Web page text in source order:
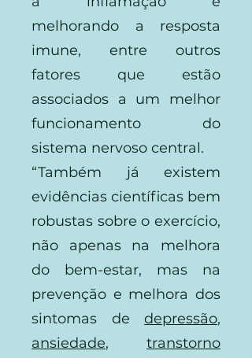
melhorando a resposta
imune, entre outros
fatores que estão
associados a um melhor
funcionamento do
sistema nervoso central.
“Também já existem
evidências científicas bem
robustas sobre o exercício,
não apenas na melhora
do bem-estar, mas na
prevenção e melhora dos
sintomas de depressão,
ansiedade, transtorno